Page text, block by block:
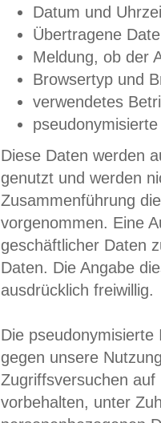
Datum und
Übertragene
Meldung, ob der
Browsertyp und
verwendetes
Diese Daten werden
genutzt und werden
Zusammenführung
vorgenommen. Eine
geschäftlicher Daten
Daten. Die Angabe
ausdrücklich freiwillig.
Die
gegen unsere
Zugriffsversuchen
vorbehalten, unter